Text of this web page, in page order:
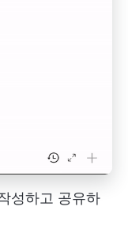
성하고 공유하